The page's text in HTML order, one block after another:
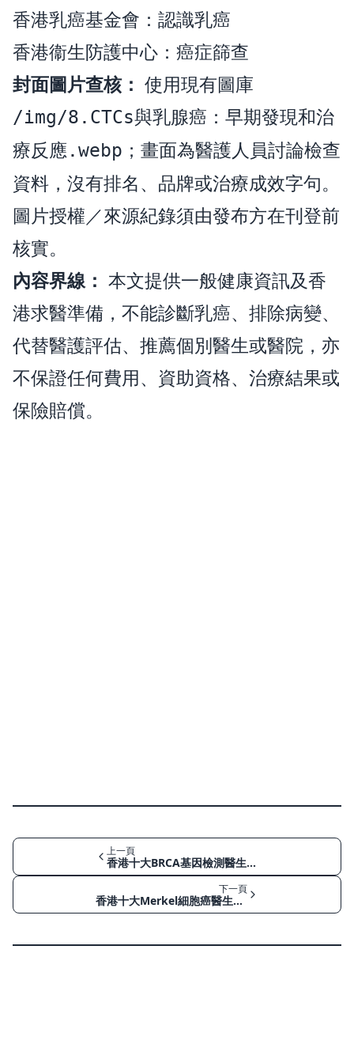
香港乳癌基金會： 認識乳癌
香港衞生防護中心： 癌症篩查
封面圖片查核： 使用現有圖庫
/img/8.CTCs與乳腺癌：早期發現和治
療反應.webp ；畫面為醫護人員討論檢查
資料，沒有排名、品牌或治療成效字句。
圖片授權／來源紀錄須由發布方在刊登前
核實。
內容界線： 本文提供一般健康資訊及香
港求醫準備，不能診斷乳癌、排除病變、
代替醫護評估、推薦個別醫生或醫院，亦
不保證任何費用、資助資格、治療結果或
保險賠償。
上一頁
香港十大BRCA基因檢測醫生排名：遺傳性乳癌/卵巢癌風險評估與管理
下一頁
香港十大Merkel細胞癌醫生排名：由快速生長皮膚結節到罕見侵襲性皮膚癌